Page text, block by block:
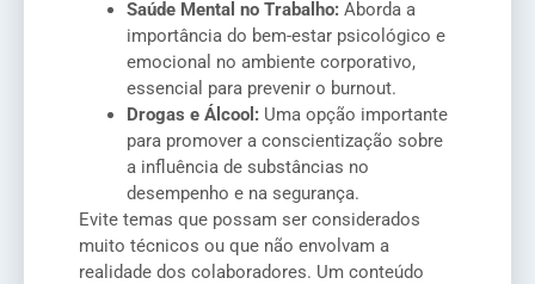
Saúde Mental no Trabalho: Aborda a
importância do bem-estar psicológico e
emocional no ambiente corporativo,
essencial para prevenir o burnout.
Drogas e Álcool: Uma opção importante
para promover a conscientização sobre
a influência de substâncias no
desempenho e na segurança.
Evite temas que possam ser considerados
muito técnicos ou que não envolvam a
realidade dos colaboradores. Um conteúdo